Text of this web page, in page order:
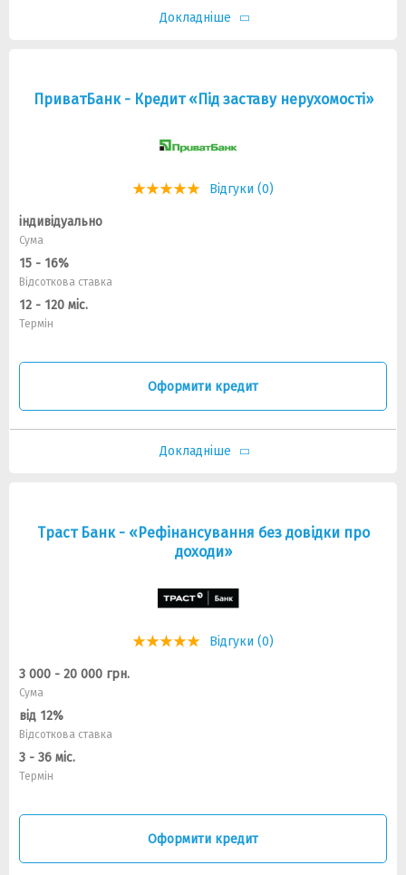
Докладніше
ПриватБанк - Кредит «Під заставу нерухомості»
Відгуки (0)
індивідуально
Сума
15 - 16%
Відсоткова ставка
12 - 120 міс.
Термін
Оформити кредит
Докладніше
Траст Банк - «Рефінансування без довідки про
доходи»
Відгуки (0)
3 000 - 20 000 грн.
Сума
від 12%
Відсоткова ставка
3 - 36 міс.
Термін
Оформити кредит